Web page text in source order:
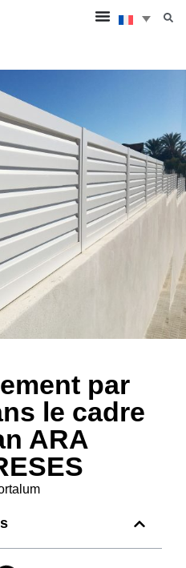
par
le cadre
ARA